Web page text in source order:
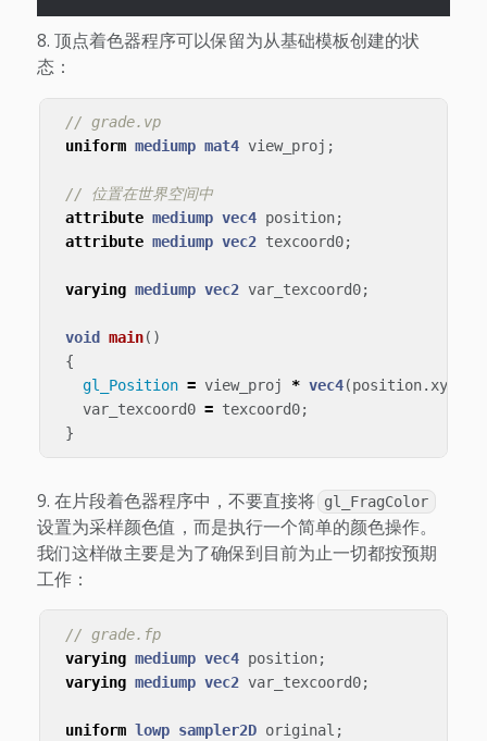
顶点着色器程序可以保留为从基础模板创建的状
态：
// grade.vp
uniform mediump mat4 view_proj ;
// 位置在世界空间中
attribute mediump vec4 position;
attribute mediump vec2 texcoord0;
varying mediump vec2 var_texcoord0;
void main()
{
gl_Position = view_proj * vec4(position.xyz
var_texcoord0 = texcoord0;
}
在片段着色器程序中，不要直接将 gl_FragColor
设置为采样颜色值，而是执行一个简单的颜色操作。
我们这样做主要是为了确保到目前为止一切都按预期
工作：
// grade.fp
varying mediump vec4 position;
varying mediump vec2 var_texcoord0;
uniform lowp sampler2D original ;